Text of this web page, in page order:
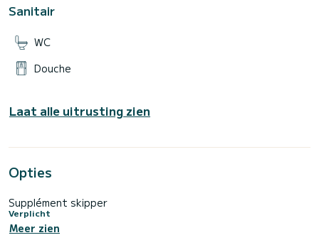
Sanitair
WC
Douche
Laat alle uitrusting zien
Opties
Supplément skipper
Verplicht
Meer zien